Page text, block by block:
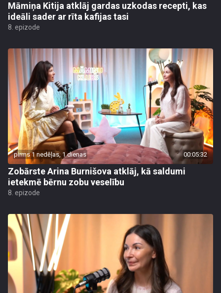
Māmiņa Kitija atklāj gardas uzkodas recepti, kas
ideāli sader ar rīta kafijas tasi
8. epizode
pirms 1 nedēļas, 1 dienas 00:05:32
Zobārste Arina Burnišova atklāj, kā saldumi
ietekmē bērnu zobu veselību
8. epizode